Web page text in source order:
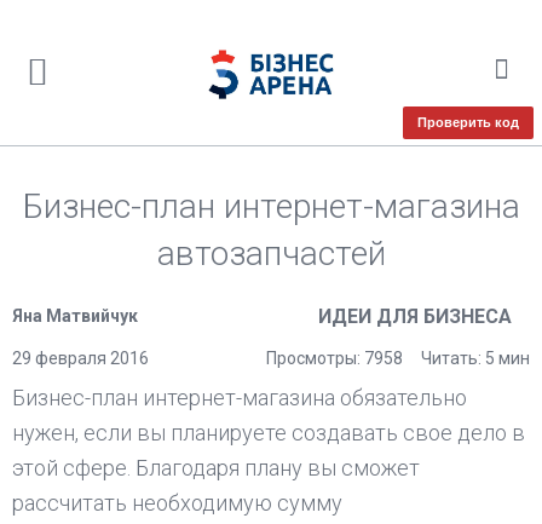
Проверить код
Бизнес-план интернет-магазина
автозапчастей
Яна Матвийчук ИДЕИ ДЛЯ БИЗНЕСА
29 февраля 2016 Читать: 5 мин
Просмотры: 7958
Бизнес-план интернет-магазина обязательно
нужен, если вы планируете создавать свое дело в
этой сфере. Благодаря плану вы сможет
рассчитать необходимую сумму